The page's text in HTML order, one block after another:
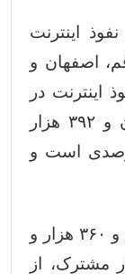
اینترنت
قم، اصفهان و
اینترنت در
کشور هستند و تهران با ۱۴ میلیون و ۳۹۲ هزار
ضریب نفوذ ۱۱۸.۱۳ درصدی است و
همچنین استان مازندران با ۳ میلیون و ۳۶۰ هزار و
و یک میلیون و ۹۱۹ هزار مشترک، از